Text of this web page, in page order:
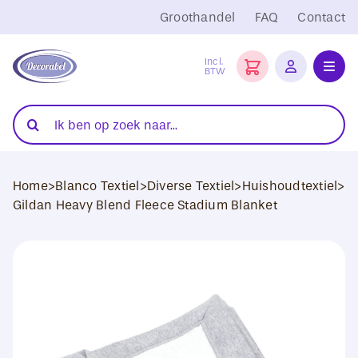
naar
inhoud
Groothandel FAQ Contact
Incl.
BTW
Folies
Transferpersen
DTF Transfers
Zoeken
naar:
Home>Blanco Textiel>Diverse Textiel>Huishoudtextiel>
Gildan Heavy Blend Fleece Stadium Blanket